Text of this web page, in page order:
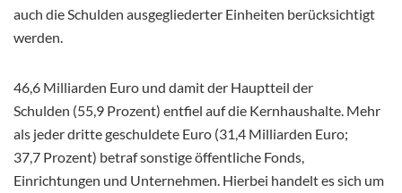
auch die Schulden ausgegliederter Einheiten berücksichtigt
werden.
46,6 Milliarden Euro und damit der Hauptteil der
Schulden (55,9 Prozent) entfiel auf die Kernhaushalte. Mehr
als jeder dritte geschuldete Euro (31,4 Milliarden Euro;
37,7 Prozent) betraf sonstige öffentliche Fonds,
Einrichtungen und Unternehmen. Hierbei handelt es sich um